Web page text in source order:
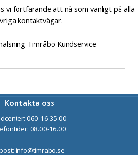
vi fortfarande att nå som vanligt på alla
kontaktvägar.
Timråbo Kundservice
Kontakta oss
060-16 35 00
08.00-16.00
info@timrabo.se